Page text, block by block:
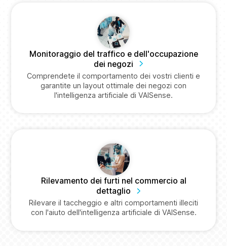
Monitoraggio del traffico e dell'occupazione
dei negozi
Comprendete il comportamento dei vostri clienti e
garantite un layout ottimale dei negozi con
l'intelligenza artificiale di VAISense.
Rilevamento dei furti nel commercio al
dettaglio
Rilevare il taccheggio e altri comportamenti illeciti
con l'aiuto dell'intelligenza artificiale di VAISense.